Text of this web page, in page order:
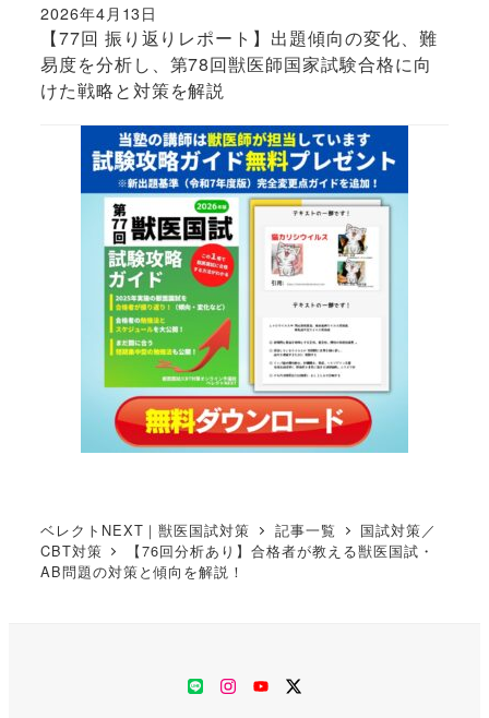
【77回 振り返りレポート】出題傾向の変化、難
易度を分析し、第78回獣医師国家試験合格に向
けた戦略と対策を解説
投稿日
2026年4月13日
ベレクトNEXT｜獣医国試対策 記事一覧
国試対策／
CBT対策
【76回分析あり】合格者が教える獣医国試・
AB問題の対策と傾向を解説！
LINEInstagram
YouTube